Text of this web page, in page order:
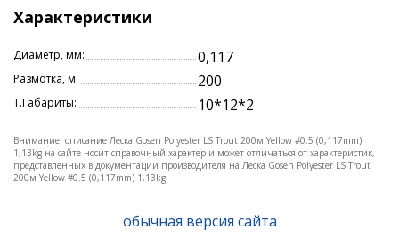
Характеристики
Диаметр, мм: 0,117
Размотка, м: 200
Т.Габариты: 10*12*2
Внимание: описание Леска Gosen Polyester LS Trout 200м Yellow #0.5 (0,117mm)
1,13kg на сайте носит справочный характер и может отличаться от характеристик,
представленных в документации производителя на Леска Gosen Polyester LS Trout
200м Yellow #0.5 (0,117mm) 1,13kg.
обычная версия сайта